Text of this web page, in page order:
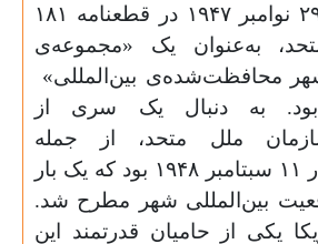
بیت‌المقدس در ۲۹ نوامبر ۱۹۴۷ در قطعنامه ۱۸۱
به‌عنوان یک «مجموعه‌ی
محافظت‌شده‌ی بین‌المللی»
به دنبال یک سری از
ملل متحد، از جمله
قطعنامه‌ی ۱۹۴ در ۱۱ سبتامبر ۱۹۴۸ بود که یک بار
بین‌المللی شهر مطرح شد.
یکی از حامیان قدرتمند این